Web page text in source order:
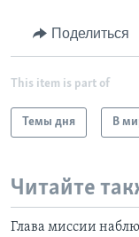
Поделиться
This item is part of
Темы дня В
Читайте
Глава миссии